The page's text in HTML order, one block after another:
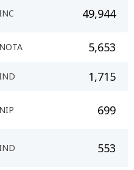
49,944
NOTA 5,653
1,715
NIP 699
553